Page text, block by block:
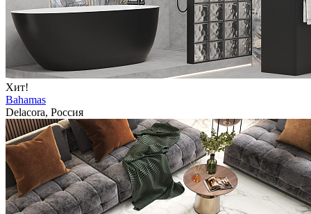
Хит!
Bahamas
Delacora, Россия